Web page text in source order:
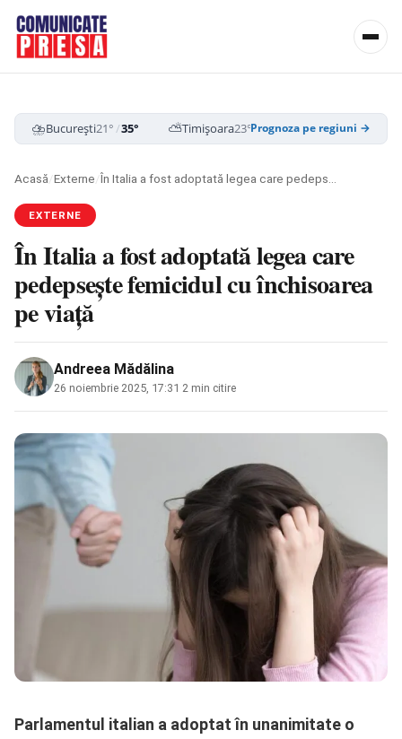
⛈️București21°/35° ⛅Timișoara23°/37° ☁️Cluj-Napoca
Prognoza pe regiuni →
Acasă/Externe/
EXTERNE
În Italia a fost adoptată legea care
pedepsește femicidul cu închisoarea
pe viaţă
Andreea Mădălina
26 noiembrie 2025, 17:31 2 min citire
Parlamentul italian a adoptat în unanimitate o